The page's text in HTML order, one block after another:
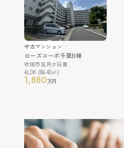
中古マンション
ローズコーポ千里B棟
吹田市五月が丘東
4LDK (86.40㎡)
1,880万円